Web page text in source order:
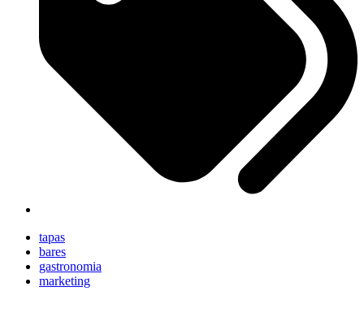
tapas
bares
gastronomia
marketing